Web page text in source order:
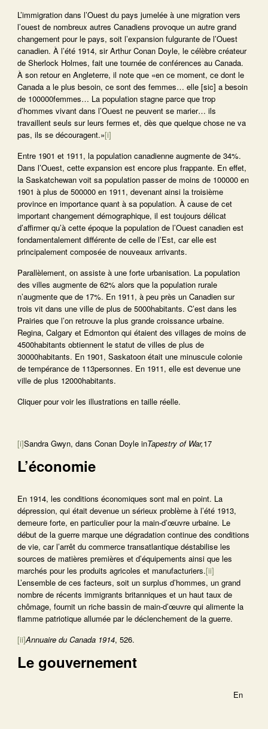
L’immigration dans l’Ouest du pays jumelée à une migration vers
l’ouest de nombreux autres Canadiens provoque un autre grand
changement pour le pays, soit l’expansion fulgurante de l’Ouest
canadien. À l’été 1914, sir Arthur Conan Doyle, le célèbre créateur
de Sherlock Holmes, fait une tournée de conférences au Canada.
À son retour en Angleterre, il note que «en ce moment, ce dont le
Canada a le plus besoin, ce sont des femmes… elle [sic] a besoin
de 100000femmes… La population stagne parce que trop
d’hommes vivant dans l’Ouest ne peuvent se marier… ils
travaillent seuls sur leurs fermes et, dès que quelque chose ne va
pas, ils se découragent.»[i]
Entre 1901 et 1911, la population canadienne augmente de 34%.
Dans l’Ouest, cette expansion est encore plus frappante. En effet,
la Saskatchewan voit sa population passer de moins de 100000 en
1901 à plus de 500000 en 1911, devenant ainsi la troisième
province en importance quant à sa population. À cause de cet
important changement démographique, il est toujours délicat
d’affirmer qu’à cette époque la population de l’Ouest canadien est
fondamentalement différente de celle de l’Est, car elle est
principalement composée de nouveaux arrivants.
Parallèlement, on assiste à une forte urbanisation. La population
des villes augmente de 62% alors que la population rurale
n’augmente que de 17%. En 1911, à peu près un Canadien sur
trois vit dans une ville de plus de 5000habitants. C’est dans les
Prairies que l’on retrouve la plus grande croissance urbaine.
Regina, Calgary et Edmonton qui étaient des villages de moins de
4500habitants obtiennent le statut de villes de plus de
30000habitants. En 1901, Saskatoon était une minuscule colonie
de tempérance de 113personnes. En 1911, elle est devenue une
ville de plus 12000habitants.
Cliquer pour voir les illustrations en taille réelle.
[i]Sandra Gwyn, dans Conan Doyle inTapestry of War,17
L’économie
En 1914, les conditions économiques sont mal en point. La
dépression, qui était devenue un sérieux problème à l’été 1913,
demeure forte, en particulier pour la main-d’œuvre urbaine. Le
début de la guerre marque une dégradation continue des conditions
de vie, car l’arrêt du commerce transatlantique déstabilise les
sources de matières premières et d’équipements ainsi que les
marchés pour les produits agricoles et manufacturiers.[ii]
L’ensemble de ces facteurs, soit un surplus d’hommes, un grand
nombre de récents immigrants britanniques et un haut taux de
chômage, fournit un riche bassin de main-d’œuvre qui alimente la
flamme patriotique allumée par le déclenchement de la guerre.
[ii]Annuaire du Canada 1914, 526.
Le gouvernement
En